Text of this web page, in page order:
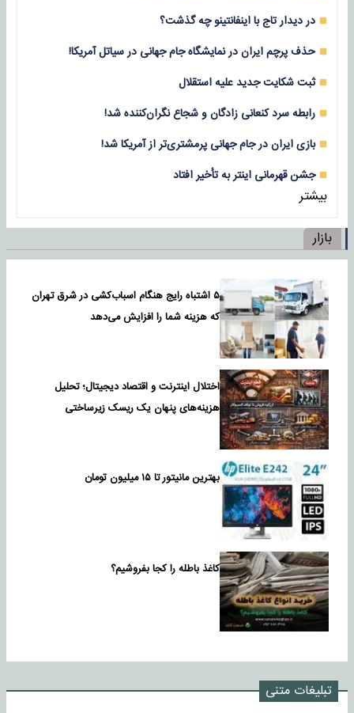
در دیدار تاج با اینفانتینو چه گذشت؟
حذف پرچم ایران در نمایشگاه جام جهانی در سیاتل آمریکا!
ثبت شکایت جدید علیه استقلال
رابطه سرد کنعانی زادگان و شجاع نگران‌کننده شد!
بازی‌ ایران در جام جهانی پرمشتری‌تر از آمریکا شد!
جشن قهرمانی اینتر به تأخیر افتاد
بیشتر
بازار
۵ اشتباه رایج هنگام اسباب‌کشی در شرق تهران
که هزینه شما را افزایش می‌دهد
اختلال اینترنت و اقتصاد دیجیتال؛ تحلیل
هزینه‌های پنهان یک ریسک زیرساختی
بهترین مانیتور تا ۱۵ میلیون تومان
کاغذ باطله را کجا بفروشیم؟
تبلیغات متنی